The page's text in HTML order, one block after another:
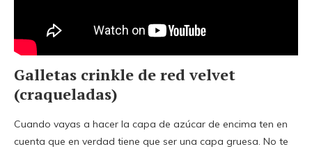
Galletas crinkle de red velvet
(craqueladas)
Cuando vayas a hacer la capa de azúcar de encima ten en
cuenta que en verdad tiene que ser una capa gruesa. No te